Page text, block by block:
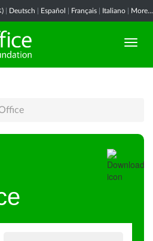
) Deutsch Español Français Italiano More...